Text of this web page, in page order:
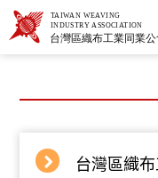
台灣區織